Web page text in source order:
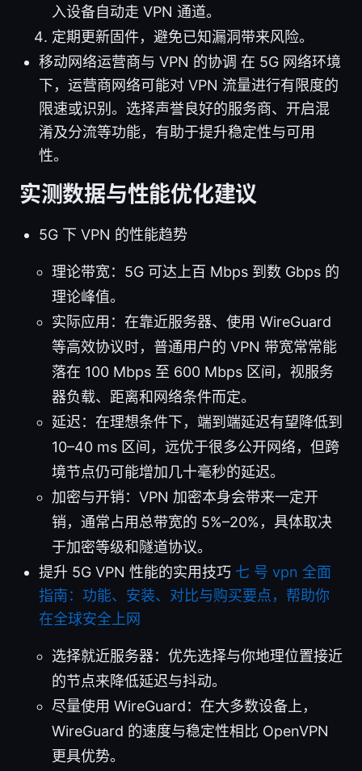
入设备自动走 VPN 通道。
定期更新固件，避免已知漏洞带来风险。
移动网络运营商与 VPN 的协调 在 5G 网络环境
下，运营商网络可能对 VPN 流量进行有限度的
限速或识别。选择声誉良好的服务商、开启混
淆及分流等功能，有助于提升稳定性与可用
性。
实测数据与性能优化建议
5G 下 VPN 的性能趋势
理论带宽：5G 可达上百 Mbps 到数 Gbps 的
理论峰值。
实际应用：在靠近服务器、使用 WireGuard
等高效协议时，普通用户的 VPN 带宽常常能
落在 100 Mbps 至 600 Mbps 区间，视服务
器负载、距离和网络条件而定。
延迟：在理想条件下，端到端延迟有望降低到
10–40 ms 区间，远优于很多公开网络，但跨
境节点仍可能增加几十毫秒的延迟。
加密与开销：VPN 加密本身会带来一定开
销，通常占用总带宽的 5%–20%，具体取决
于加密等级和隧道协议。
提升 5G VPN 性能的实用技巧 七 号 vpn 全面
指南：功能、安装、对比与购买要点，帮助你
在全球安全上网
选择就近服务器：优先选择与你地理位置接近
的节点来降低延迟与抖动。
尽量使用 WireGuard：在大多数设备上，
WireGuard 的速度与稳定性相比 OpenVPN
更具优势。